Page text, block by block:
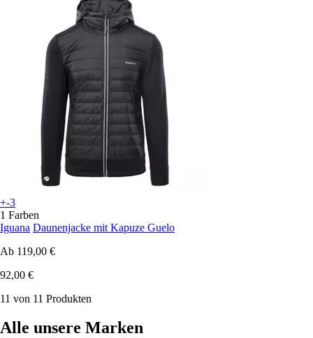
+-3
1 Farben
Iguana Daunenjacke mit Kapuze Guelo
Ab 119,00 €
92,00 €
11 von 11 Produkten
Alle unsere Marken